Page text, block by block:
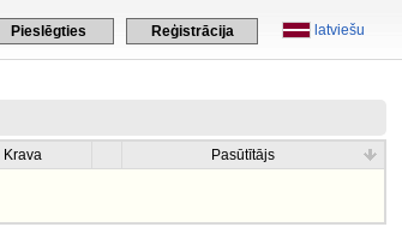
latviešu
Pieslēgties Reģistrācija
Krava
Pasūtītājs